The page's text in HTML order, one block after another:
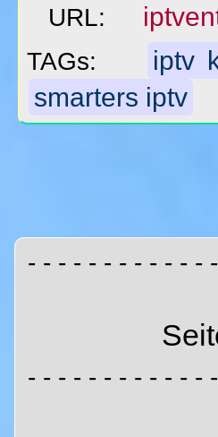
URL:
TAGs: iptv
smarters iptv
- - - - - - - - - - - -
- - - - - - - - - - - -